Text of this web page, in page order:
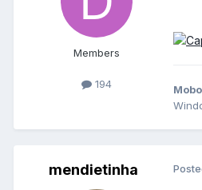
Members
194
mendietinha